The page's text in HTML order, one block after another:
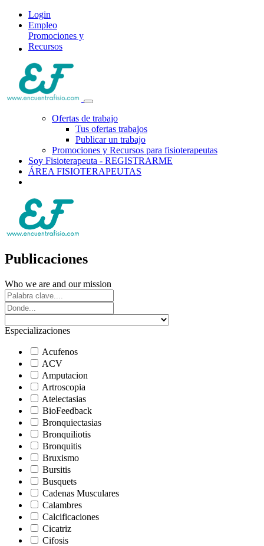
Login
Empleo
Promociones y
Recursos
Ofertas de trabajo
Tus ofertas trabajos
Publicar un trabajo
Promociones y Recursos para fisioterapeutas
Soy Fisioterapeuta - REGISTRARME
ÁREA FISIOTERAPEUTAS
Publicaciones
Who we are and our mission
Especializaciones
Acufenos
ACV
Amputacion
Artroscopia
Atelectasias
BioFeedback
Bronquiectasias
Bronquiliotis
Bronquitis
Bruxismo
Bursitis
Busquets
Cadenas Musculares
Calambres
Calcificaciones
Cicatriz
Cifosis